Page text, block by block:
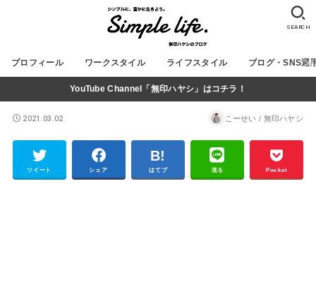
プロフィール ワークスタイル ライフスタイル ブログ・SNS運
SEARCH
YouTube Channel「無印ハヤシ」はコチラ！
2021.03.02 こーせい / 無印ハヤシ
ツイート シェア はてブ 送る Pocket